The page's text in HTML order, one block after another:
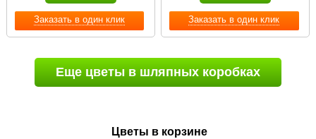
Заказать в один клик Заказать в один клик
Еще цветы в шляпных коробках
Цветы в корзине